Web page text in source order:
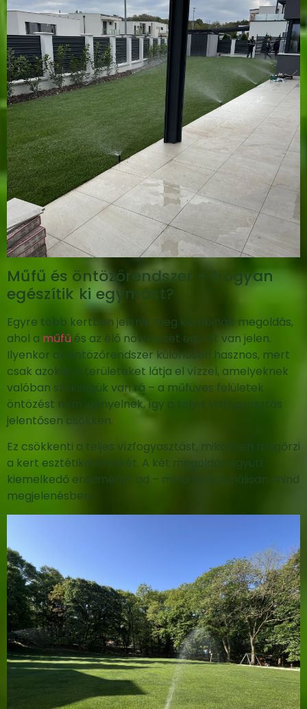
Műfű és öntözőrendszer – hogyan
egészítik ki egymást?
Egyre több kertben jelenik meg kombinált megoldás,
ahol a műfű és az élő növényzet együtt van jelen.
Ilyenkor az öntözőrendszer különösen hasznos, mert
csak azokat a területeket látja el vízzel, amelyeknek
valóban szükségük van rá – a műfüves felületek
öntözést nem igényelnek, így a teljes vízfogyasztás
jelentősen csökken.
Ez csökkenti a teljes vízfogyasztást, miközben megőrzi
a kert esztétikai értékét. A két megoldás együtt
kiemelkedő eredményt ad – mind funkcionálisan, mind
megjelenésben.